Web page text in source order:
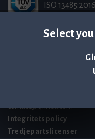
Select
ISO
Integritetspolicy
Tredjepartslicenser